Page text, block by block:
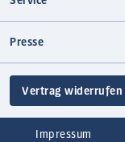
Presse
Vertrag widerrufen
Impressum